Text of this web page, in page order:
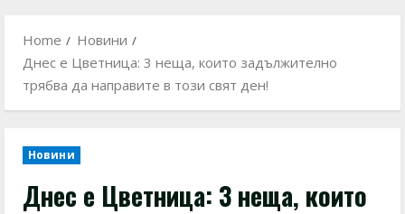
Home
Новини
Днес е Цветница: 3 неща, които задължително
трябва да направите в този свят ден!
Новини
Днес е Цветница: 3 неща, които